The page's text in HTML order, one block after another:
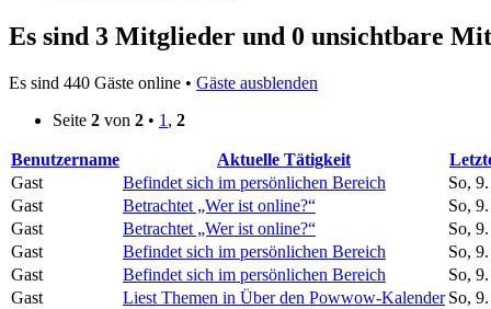
Es sind 3 Mitglieder und 0 unsichtbare
Es sind 440 Gäste online • Gäste ausblenden
Seite 2 von 2 • 1 , 2
Benutzername Aktuelle Tätigkeit
Gast
Befindet sich im persönlichen Bereich
So,
Gast
Betrachtet „Wer ist online?“
So,
Gast
Betrachtet „Wer ist online?“
So,
Gast
Befindet sich im persönlichen Bereich
So,
Gast
Befindet sich im persönlichen Bereich
So,
Gast
Liest Themen in Über den Powwow-Kalender So,